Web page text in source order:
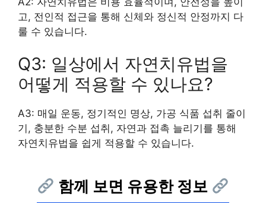
고, 전인적 접근을 통해 신체와 정신적 안정까지 다
룰 수 있습니다.
Q3: 일상에서 자연치유법을
어떻게 적용할 수 있나요?
A3: 매일 운동, 정기적인 명상, 가공 식품 섭취 줄이
기, 충분한 수분 섭취, 자연과 접촉 늘리기를 통해
자연치유법을 쉽게 적용할 수 있습니다.
함께 보면 유용한 정보